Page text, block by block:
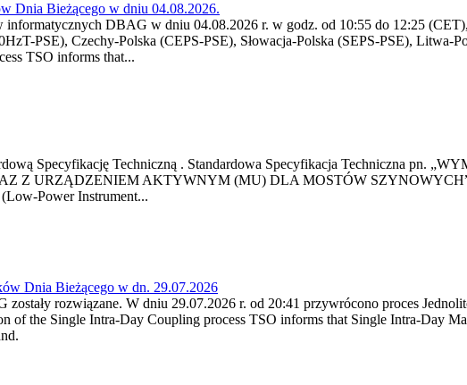
Dnia Bieżącego w dniu 04.08.2026.
DBAG w dniu 04.08.2026 r. w godz. od 10:55 do 12:25
PSE), Czechy-Polska (CEPS-PSE), Słowacja-Polska (SEPS-PSE), Litwa-
TSO informs that...
Specyfikację Techniczną . Standardowa Specyfikacja Techniczna pn.
Z URZĄDZENIEM AKTYWNYM (MU) DLA MOSTÓW SZYNOWYCH”
(Low-Power Instrument...
Dnia Bieżącego w dn. 29.07.2026
rozwiązane. W dniu 29.07.2026 r. od 20:41 przywrócono proces
of the Single Intra-Day Coupling process TSO informs that Single Intra-Day